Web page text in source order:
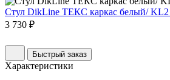
Стул DikLine ТЕКС каркас белый/ KL2
3 730 ₽
Быстрый заказ
Характеристики